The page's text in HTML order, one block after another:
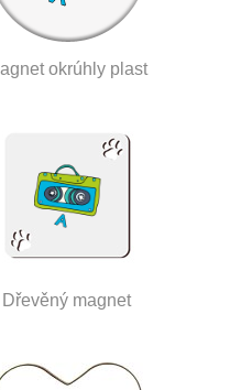
okrúhly plast
Dřevěný magnet